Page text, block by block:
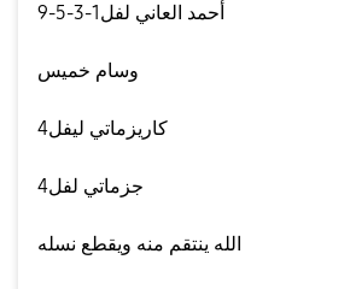
أحمد العاني لفل1-3-5-9
وسام خميس
كاريزماتي ليفل4
جزماتي لفل4
الله ينتقم منه ويقطع نسله